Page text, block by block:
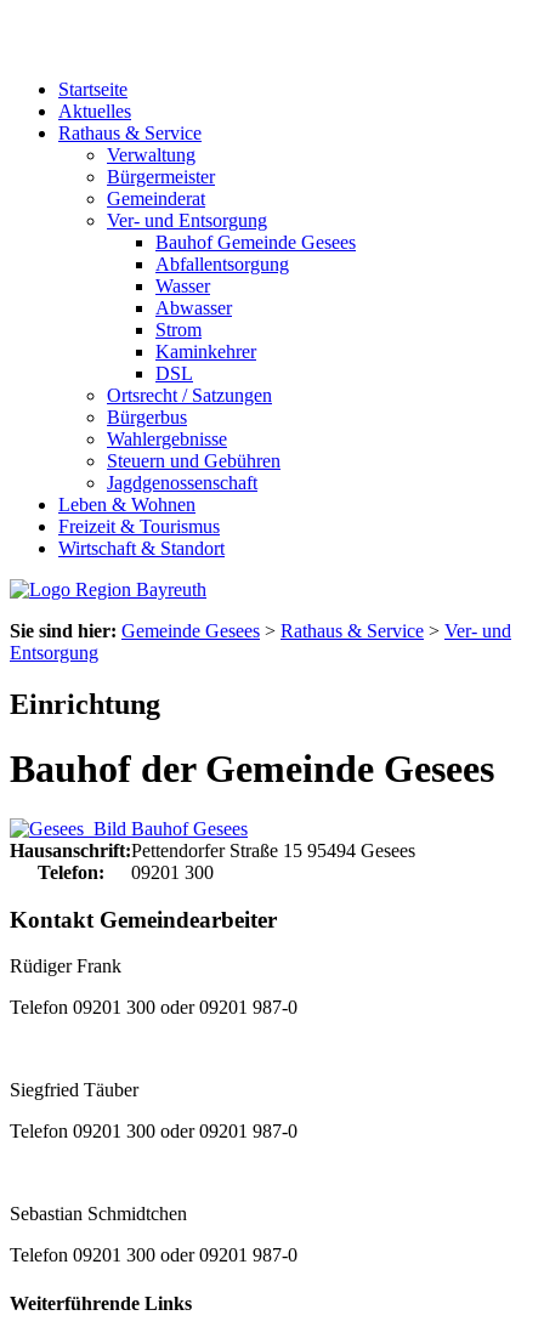
Startseite
Aktuelles
Rathaus & Service
Verwaltung
Bürgermeister
Gemeinderat
Ver- und Entsorgung
Bauhof Gemeinde Gesees
Abfallentsorgung
Wasser
Abwasser
Strom
Kaminkehrer
DSL
Ortsrecht / Satzungen
Bürgerbus
Wahlergebnisse
Steuern und Gebühren
Jagdgenossenschaft
Leben & Wohnen
Freizeit & Tourismus
Wirtschaft & Standort
Sie sind hier: Gemeinde Gesees > Rathaus & Service > Ver- und
Entsorgung
Einrichtung
Bauhof der Gemeinde Gesees
Hausanschrift:Pettendorfer Straße 15 95494 Gesees
Telefon:
09201 300
Kontakt Gemeindearbeiter
Rüdiger Frank
Telefon 09201 300 oder 09201 987-0
Siegfried Täuber
Telefon 09201 300 oder 09201 987-0
Sebastian Schmidtchen
Telefon 09201 300 oder 09201 987-0
Weiterführende Links